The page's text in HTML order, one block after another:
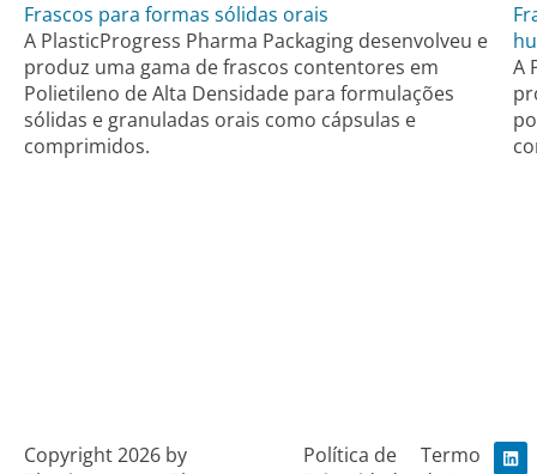
Frascos para formas sólidas orais
A PlasticProgress Pharma Packaging desenvolveu e
produz uma gama de frascos contentores em
Polietileno de Alta Densidade para formulações
sólidas e granuladas orais como cápsulas e
comprimidos.
A
Copyright 2026 by
Política de
Termo
L
i